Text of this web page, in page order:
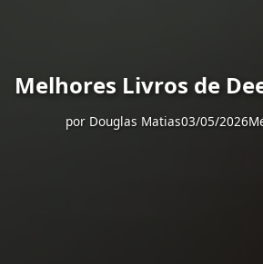
Melhores Livros de
por Douglas Matias03/05/2026